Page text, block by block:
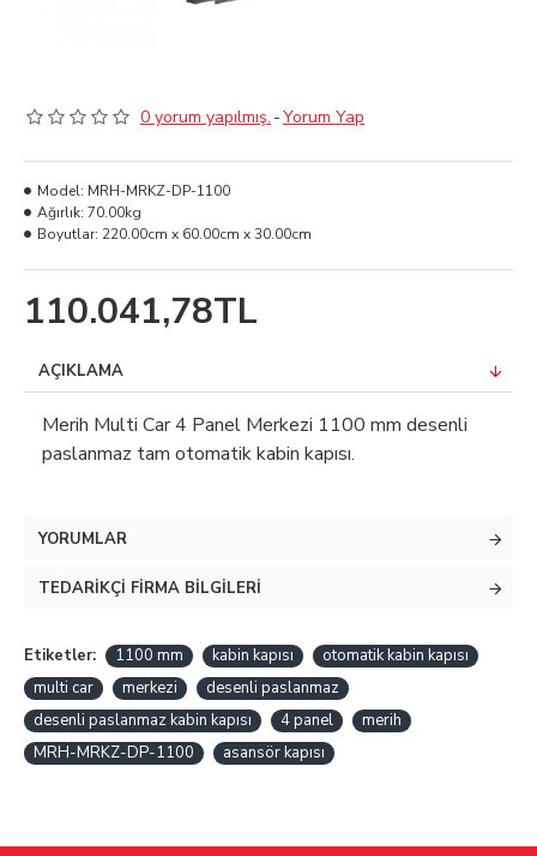
0 yorum yapılmış. -Yorum Yap
110.041,78TL
Model: MRH-MRKZ-DP-1100
Ağırlık: 70.00kg
Boyutlar: 220.00cm x 60.00cm x 30.00cm
AÇIKLAMA
Merih Multi Car 4 Panel Merkezi 1100 mm desenli
paslanmaz tam otomatik kabin kapısı.
YORUMLAR
TEDARIKÇI FIRMA BILGILERI
Etiketler: 1100 mm kabin kapısı
otomatik kabin kapısı
multi car
merkezi
desenli paslanmaz
desenli paslanmaz kabin kapısı
4 panel
merih
MRH-MRKZ-DP-1100
asansör kapısı